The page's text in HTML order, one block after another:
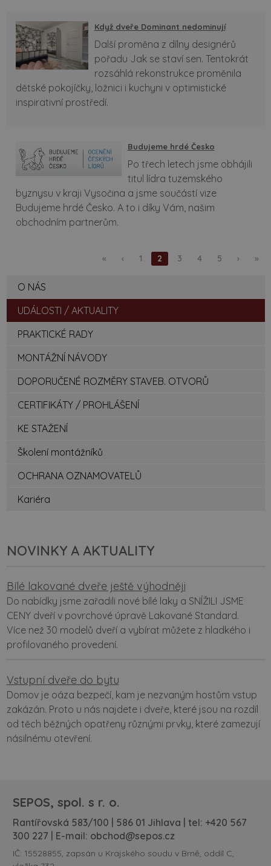
Když dveře Dominant nedominují
Další proměna z dílny designérů
pořadu Jak se staví sen. Tentokrát
rozsáhlá rekonstrukce proměnila
dětské pokojíčky, ložnici i kuchyni v optimistické
inspirativní prostředí.
Budujeme hrdé Česko
Po třech letech jsme obhájili
titul lídra tuzemského
byznysu v kraji Vysočina a jsme součástí vize
Budujeme hrdé Česko. A to i díky Vám, našim
obchodním partnerům.
« ‹ 1 2 3 4 5 › »
O NÁS
UDÁLOSTI / AKTUALITY
PRAKTICKÉ RADY
MONTÁŽNÍ NÁVODY
DOPORUČENÉ ROZMĚRY STAVEB. OTVORŮ
CERTIFIKÁTY / PROHLÁŠENÍ
KE STAŽENÍ
Školení montážníků
OCHRANA OZNAMOVATELŮ
Kariéra
NOVINKY A AKTUALITY
Bílé lakované dveře ještě výhodněji
Do nabídky jsme zařadili nové bílé laky a SNÍŽILI JSME
CENY dveří v povrchové úpravě Lakované Standard.
Více než 30 modelů dveří a vybírat můžete z hladkého i
profilovaného provedení.
Vstupní dveře do bytu
Domov je oáza bezpečí, kam je nezvaným hostům vstup
zakázán. Proto u nás najdete i dveře, které jsou na rozdíl
od těch běžných opatřeny různými prvky, které zamezují
násilnému otevření.
SEPOS, spol. s r. o.
Rantířovská 583/100 | 586 01 Jihlava | tel: +420 567
300 227 | E-mail: obchod@sepos.cz
IČ: 15528855, zapsán u Krajského soudu v Brně, oddíl C,